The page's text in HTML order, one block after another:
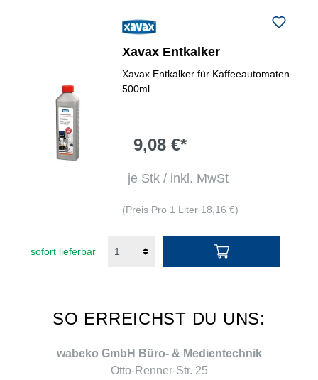
Xavax Entkalker
Xavax Entkalker für Kaffeeautomaten
500ml
9,08 €*
je Stk / inkl. MwSt
(Preis Pro 1 Liter 18,16 €)
sofort lieferbar
SO ERREICHST DU UNS:
wabeko GmbH Büro- & Medientechnik
Otto-Renner-Str. 25